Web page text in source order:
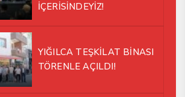
İÇERİSİNDEYİZ!
YIĞILCA TEŞKİLAT BİNASI
TÖRENLE AÇILDI!